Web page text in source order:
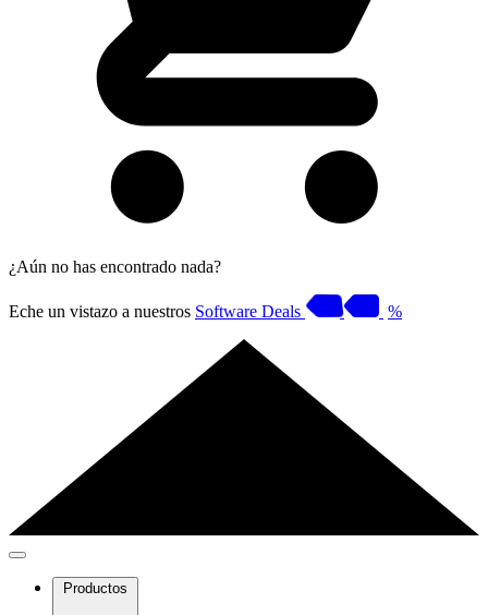
¿Aún no has encontrado nada?
Eche un vistazo a nuestros Software Deals %
Productos